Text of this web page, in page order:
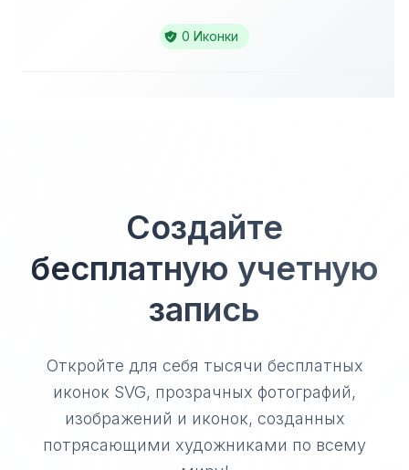
0 Иконки
Создайте
бесплатную учетную
запись
Откройте для себя тысячи бесплатных
иконок SVG, прозрачных фотографий,
изображений и иконок, созданных
потрясающими художниками по всему